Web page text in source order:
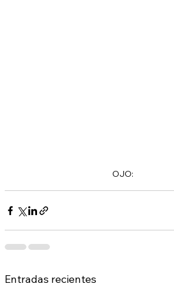
OJO:
Entradas recientes